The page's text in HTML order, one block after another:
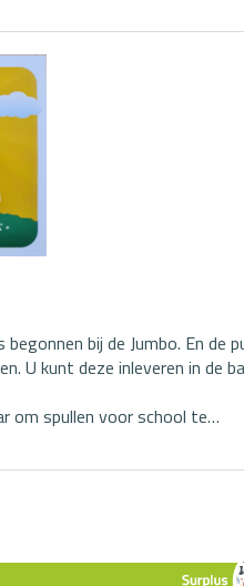
bij de Jumbo. En de
U kunt deze inleveren in de
om spullen voor school te…